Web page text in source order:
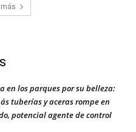
en los parques por su belleza:
tuberías y aceras rompe en
potencial agente de control